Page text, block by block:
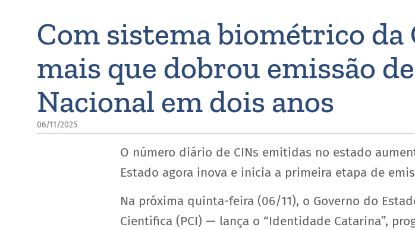
Com sistema biométrico
mais que dobrou emissão
Nacional em dois anos
06/11/2025
O número diário de CINs emitidas no estado
Estado agora inova e inicia a primeira etapa de
Na próxima quinta-feira (06/11), o Governo do
Científica (PCI) — lança o “Identidade Catarina”,